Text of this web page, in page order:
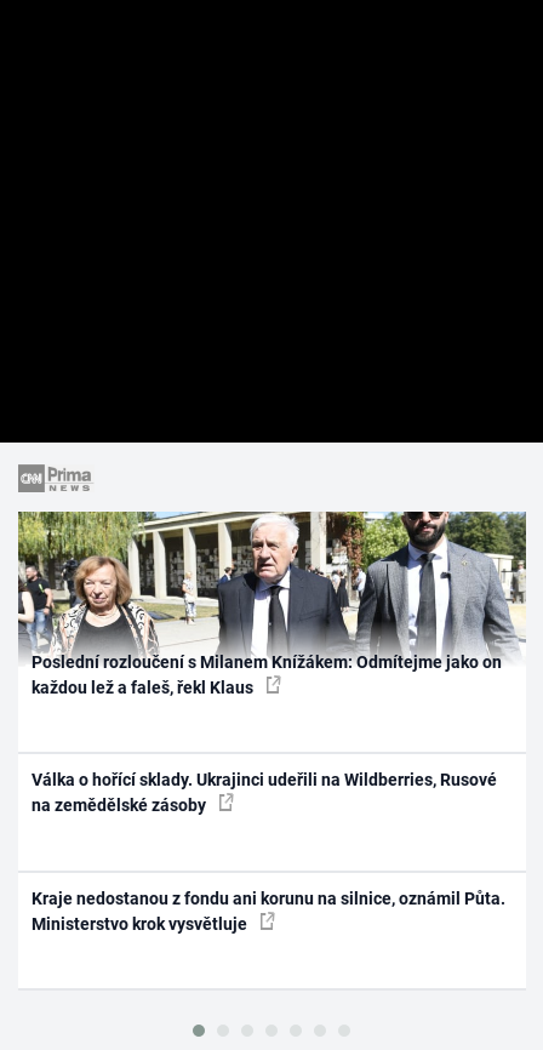
Poslední rozloučení s Milanem Knížákem: Odmítejme jako on
každou lež a faleš, řekl Klaus
Válka o hořící sklady. Ukrajinci udeřili na Wildberries, Rusové
na zemědělské zásoby
Kraje nedostanou z fondu ani korunu na silnice, oznámil Půta.
Ministerstvo krok vysvětluje